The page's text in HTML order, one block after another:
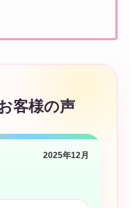
客様の声
2025年12月